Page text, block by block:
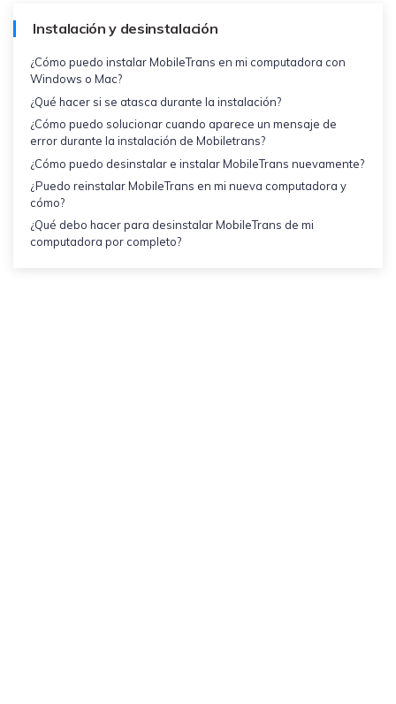
Instalación y desinstalación
¿Cómo puedo instalar MobileTrans en mi computadora con
Windows o Mac?
¿Qué hacer si se atasca durante la instalación?
¿Cómo puedo solucionar cuando aparece un mensaje de
error durante la instalación de Mobiletrans?
¿Cómo puedo desinstalar e instalar MobileTrans nuevamente?
¿Puedo reinstalar MobileTrans en mi nueva computadora y
cómo?
¿Qué debo hacer para desinstalar MobileTrans de mi
computadora por completo?